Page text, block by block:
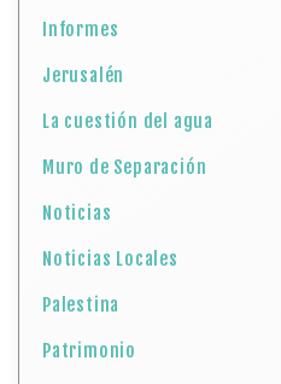
Informes
Jerusalén
La cuestión del agua
Muro de Separación
Noticias
Noticias Locales
Palestina
Patrimonio